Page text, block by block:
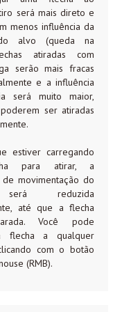
será mais direto e
menos influência da
alvo (queda na
atiradas com
serão mais fracas
e a influência
será muito maior,
ser atiradas
estiver carregando
para atirar, a
movimentação do
reduzida
até que a flecha
Você pode
flecha a qualquer
com o botão
(RMB).